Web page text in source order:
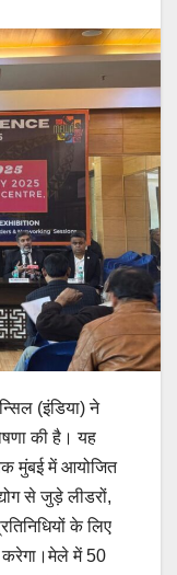
(इंडिया) ने
की है। यह
मुंबई में आयोजित
से जुड़े लीडरों,
के लिए
करेगा।मेले में 50